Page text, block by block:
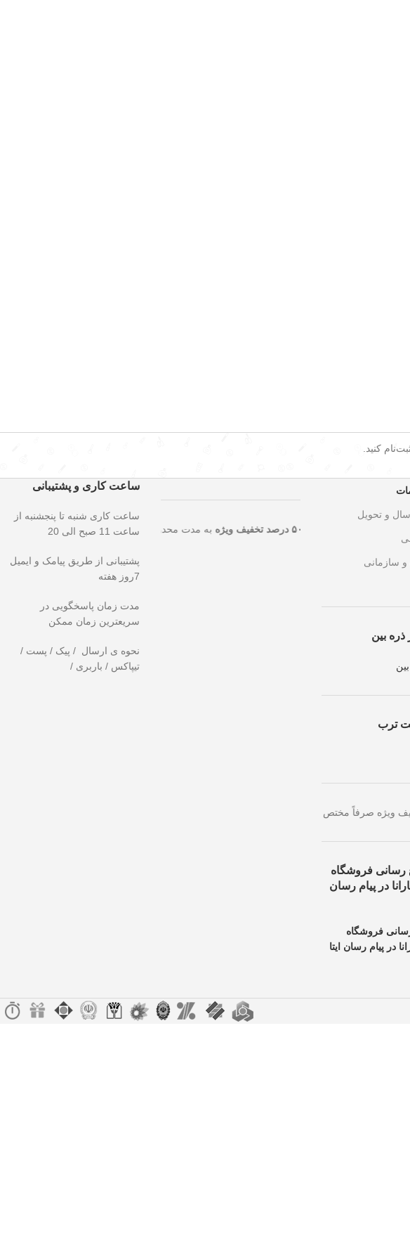
کنید.
و تحویل
سازمانی
ذره بین
ترب
طلایی را از دست ندهید!
رسانی فروشگاه
در پیام رسان
فروشگاه
در پیام رسان ایتا
۵۰ درصد تخفیف ویژه به مدت محدود روی تمامی این فرصت استثنایی را از دست ندهید!
ساعت کاری و پشتیبانی
ساعت کاری شنبه تا پنجشنبه از
ساعت 11 صبح الی 20
پشتیبانی از طریق پیامک و ایمیل
7روز هفته
مدت زمان پاسخگویی در
سریعترین زمان ممکن
نحوه ی ارسال / پیک / پست /
تیپاکس / باربری /